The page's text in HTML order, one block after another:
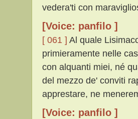
vedera'ti con
[Voice: panfilo ]
[ 061 ] Al quale
primieramente nelle
con alquanti miei, né
del mezzo de' conviti
apprestare, ne
[Voice: panfilo ]